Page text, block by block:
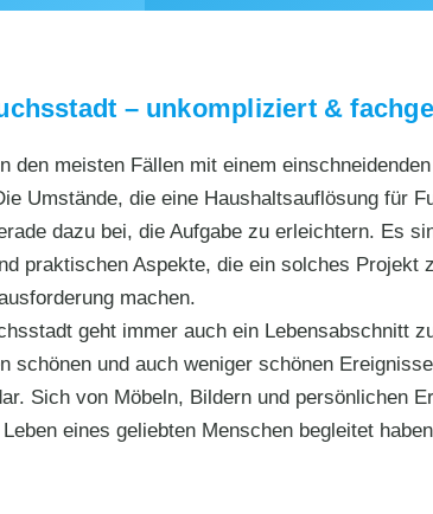
– unkompliziert &
den meisten Fällen mit einem
Umstände, die eine Haushaltsauflösung für
dazu bei, die Aufgabe zu erleichtern. Es
praktischen Aspekte, die ein solches Projekt
machen.
geht immer auch ein Lebensabschnitt
schönen und auch weniger schönen
Sich von Möbeln, Bildern und persönlichen
eines geliebten Menschen begleitet